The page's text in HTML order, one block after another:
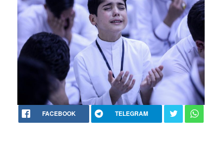
FACEBOOK TELEGRAM